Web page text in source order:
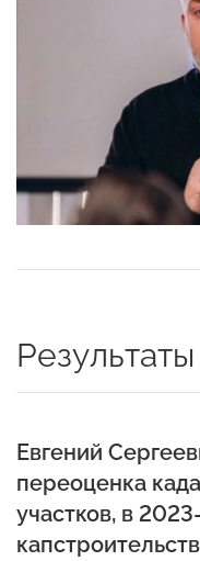
Евгений
переоценка
участков, в